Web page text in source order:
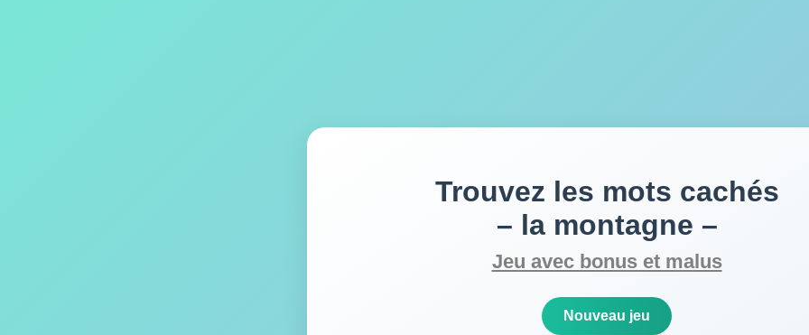
Trouvez les mots cachés
– la montagne –
Jeu avec bonus et malus
Nouveau jeu